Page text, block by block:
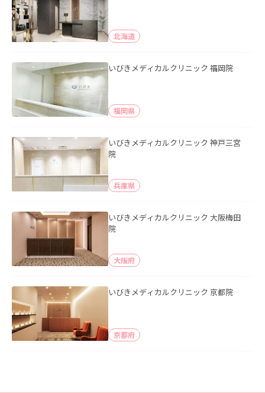
北海道
いびきメディカルクリニック 福岡院
福岡県
いびきメディカルクリニック 神戸三宮
院
兵庫県
いびきメディカルクリニック 大阪梅田
院
大阪府
いびきメディカルクリニック 京都院
京都府